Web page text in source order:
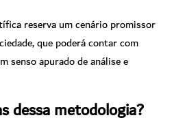
reserva um cenário promissor
que poderá contar com
senso apurado de análise e
dessa metodologia?